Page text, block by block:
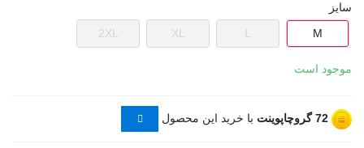
سایز
M
L
XL
2XL
موجود است
72گروچاپوینت با خرید این محصول